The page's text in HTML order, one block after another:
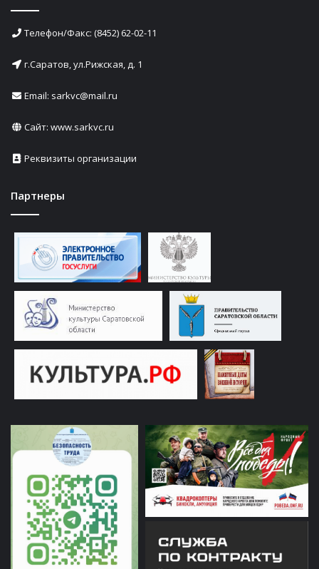
Телефон/Факс: (8452) 62-02-11
г.Саратов, ул.Рижская, д. 1
Email: sarkvc@mail.ru
Сайт: www.sarkvc.ru
Реквизиты организации
Партнеры